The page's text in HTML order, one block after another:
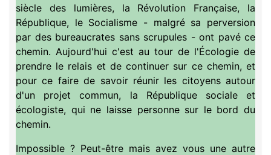
siècle des lumières, la Révolution Française, la
République, le Socialisme - malgré sa perversion
par des bureaucrates sans scrupules - ont pavé ce
chemin. Aujourd'hui c'est au tour de l'Écologie de
prendre le relais et de continuer sur ce chemin, et
pour ce faire de savoir réunir les citoyens autour
d'un projet commun, la République sociale et
écologiste, qui ne laisse personne sur le bord du
chemin.
Impossible ? Peut-être mais avez vous une autre